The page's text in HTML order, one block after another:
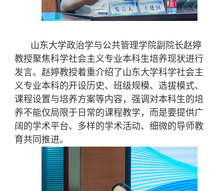
山东大学政治学与公共管理学院副院长赵婷
教授聚焦科学社会主义专业本科生培养现状进行
发言。赵婷教授着重介绍了山东大学科学社会主
义专业本科的开设历史、班级规模、选拔模式、
课程设置与培养方案等内容，强调对本科生的培
养不能仅局限于日常的课程教学，而是要提供广
阔的学术平台、多样的学术活动、细微的导师教
育共同推进。